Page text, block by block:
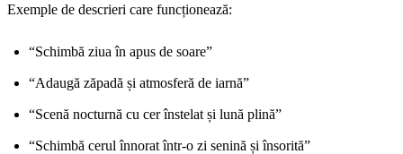
Exemple de descrieri care funcționează:
“Schimbă ziua în apus de soare”
“Adaugă zăpadă și atmosferă de iarnă”
“Scenă nocturnă cu cer înstelat și lună plină”
“Schimbă cerul înnorat într-o zi senină și însorită”